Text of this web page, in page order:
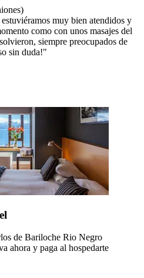
muy bien atendidos y
como con unos masajes del
siempre preocupados de
sin duda!"
de Bariloche Rio Negro
ahora y paga al hospedarte